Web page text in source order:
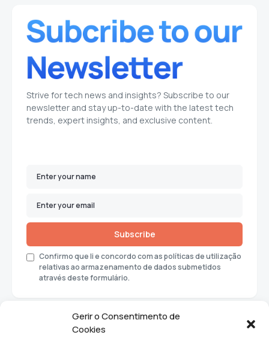
Gerir o Consentimento de
Cookies
Strive for tech news and insights? Subscribe to our
newsletter and stay up-to-date with the latest tech
trends, expert insights, and exclusive content.
Subscribe
Confirmo que li e concordo com as políticas de utilização
relativas ao armazenamento de dados submetidos
através deste formulário.